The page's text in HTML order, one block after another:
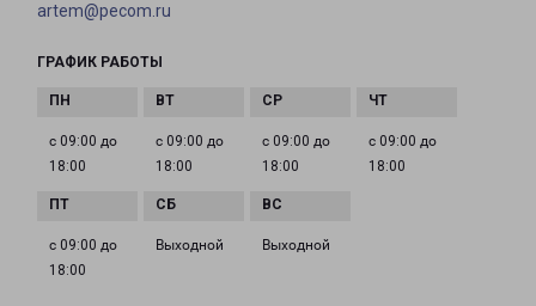
artem@pecom.ru
ГРАФИК РАБОТЫ
с 09:00 до
18:00
с 09:00 до
18:00
с 09:00 до
18:00
с 09:00 до
18:00
с 09:00 до
18:00
Выходной Выходной